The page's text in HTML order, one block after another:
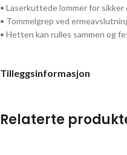
• Laserkuttede lommer for sikker
• Tommelgrep ved
• Hetten kan rulles sammen og
Tilleggsinformasjon
Relaterte